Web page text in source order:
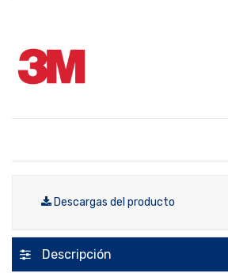
Descargas del producto
Descripción